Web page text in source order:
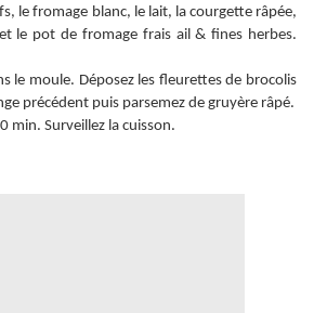
le fromage blanc, le lait, la courgette râpée,
le pot de fromage frais ail & fines herbes.
le moule. Déposez les fleurettes de brocolis
précédent puis parsemez de gruyère râpé.
min. Surveillez la cuisson.